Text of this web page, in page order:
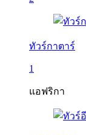
ทัวร์กาตาร์
1
แอฟริกา